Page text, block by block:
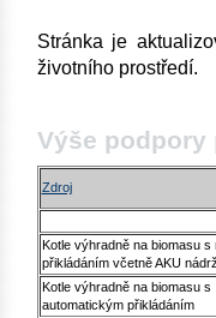
Stránka je
životního prostředí.
Výše podpory
Zdroj
Kotle výhradně na biomasu s
přikládáním včetně AKU
Kotle výhradně na biomasu s
automatickým přikládáním